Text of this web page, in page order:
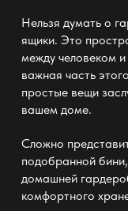
Нельзя думать о
ящики. Это
между человеком
важная часть
простые вещи
вашем доме.
Сложно
подобранной
домашней
комфортного